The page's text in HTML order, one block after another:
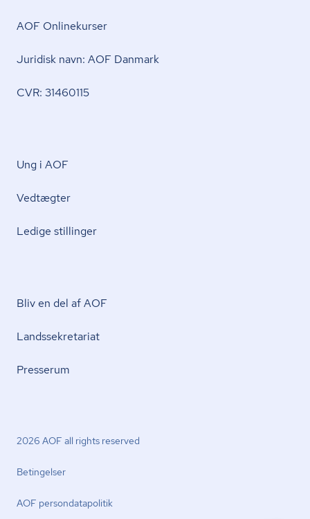
AOF Onlinekurser
Juridisk navn: AOF Danmark
CVR: 31460115
Ung i AOF
Vedtægter
Ledige stillinger
Bliv en del af AOF
Lands­se­kre­ta­ri­at
Presserum
2026 AOF all rights reserved
Betingelser
AOF per­son­da­ta­po­li­tik